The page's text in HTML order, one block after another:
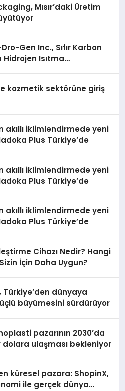
Mısır’daki Üretim
Gen Inc., Sıfır Karbon
Hidrojen Isıtma
kozmetik sektörüne giriş
akıllı iklimlendirmede yeni
Plus Türkiye’de
akıllı iklimlendirmede yeni
Plus Türkiye’de
akıllı iklimlendirmede yeni
Plus Türkiye’de
Cihazı Nedir? Hangi
İçin Daha Uygun?
Türkiye’den dünyaya
büyümesini sürdürüyor
pazarının 2030’da
dolara ulaşması bekleniyor
küresel pazara: ShopinX,
ile gerçek dünya